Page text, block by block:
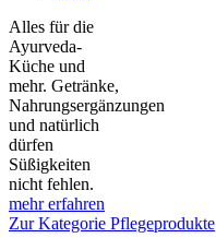
Alles für die
Ayurveda-
Küche und
mehr. Getränke,
Nahrungsergänzungen
und natürlich
dürfen
Süßigkeiten
nicht fehlen.
mehr erfahren
Zur Kategorie Pflegeprodukte